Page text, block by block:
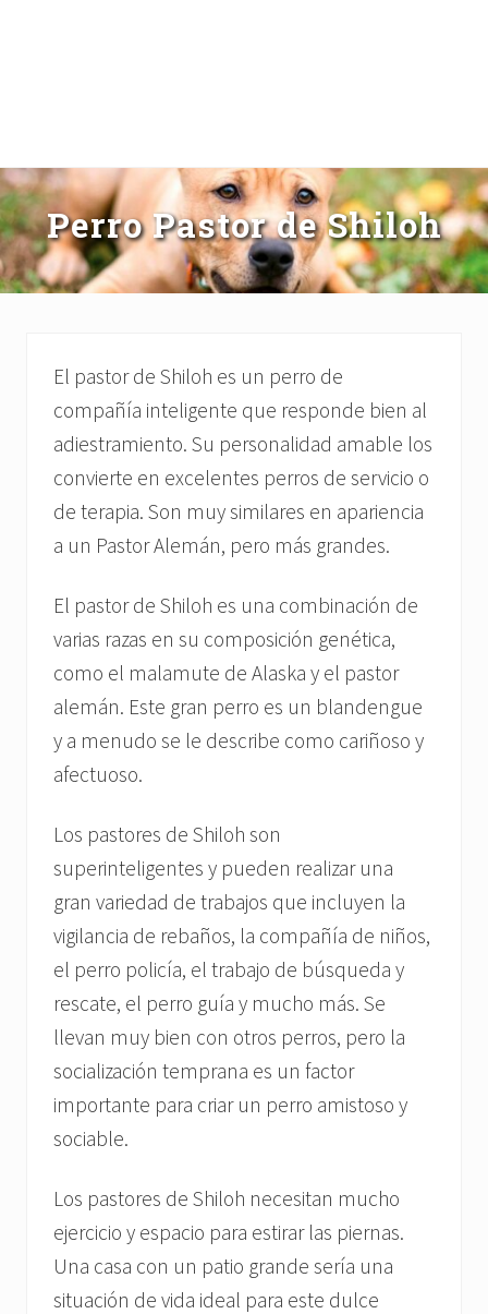
Perro Pastor de Shiloh
El pastor de Shiloh es un perro de
compañía inteligente que responde bien al
adiestramiento. Su personalidad amable los
convierte en excelentes perros de servicio o
de terapia. Son muy similares en apariencia
a un Pastor Alemán, pero más grandes.
El pastor de Shiloh es una combinación de
varias razas en su composición genética,
como el malamute de Alaska y el pastor
alemán. Este gran perro es un blandengue
y a menudo se le describe como cariñoso y
afectuoso.
Los pastores de Shiloh son
superinteligentes y pueden realizar una
gran variedad de trabajos que incluyen la
vigilancia de rebaños, la compañía de niños,
el perro policía, el trabajo de búsqueda y
rescate, el perro guía y mucho más. Se
llevan muy bien con otros perros, pero la
socialización temprana es un factor
importante para criar un perro amistoso y
sociable.
Los pastores de Shiloh necesitan mucho
ejercicio y espacio para estirar las piernas.
Una casa con un patio grande sería una
situación de vida ideal para este dulce